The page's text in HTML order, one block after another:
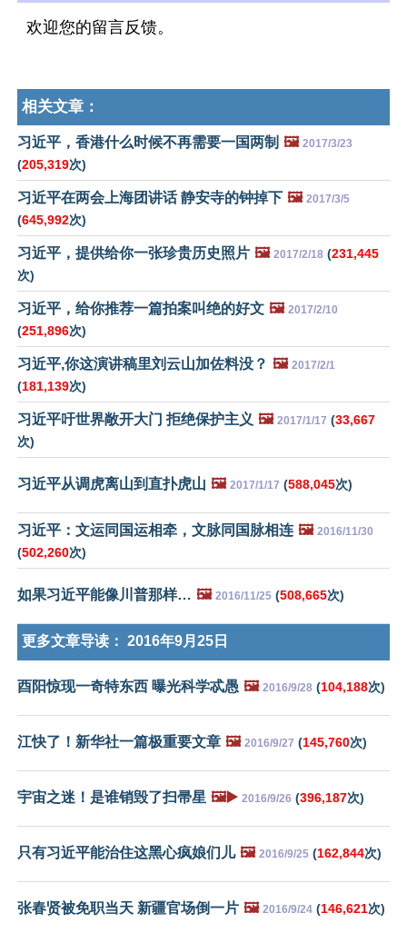
欢迎您的留言反馈。
相关文章：
习近平，香港什么时候不再需要一国两制 🖼️ 2017/3/23
(205,319次)
习近平在两会上海团讲话 静安寺的钟掉下 🖼️ 2017/3/5
(645,992次)
习近平，提供给你一张珍贵历史照片 🖼️ 2017/2/18 (231,445
次)
习近平，给你推荐一篇拍案叫绝的好文 🖼️ 2017/2/10
(251,896次)
习近平,你这演讲稿里刘云山加佐料没？ 🖼️ 2017/2/1
(181,139次)
习近平吁世界敞开大门 拒绝保护主义 🖼️ 2017/1/17 (33,667
次)
习近平从调虎离山到直扑虎山 🖼️ 2017/1/17 (588,045次)
习近平：文运同国运相牵，文脉同国脉相连 🖼️ 2016/11/30
(502,260次)
如果习近平能像川普那样… 🖼️ 2016/11/25 (508,665次)
更多文章导读： 2016年9月25日
酉阳惊现一奇特东西 曝光科学忒愚 🖼️ 2016/9/28 (104,188次)
江快了！新华社一篇极重要文章 🖼️ 2016/9/27 (145,760次)
宇宙之迷！是谁销毁了扫帚星 🖼️▶️ 2016/9/26 (396,187次)
只有习近平能治住这黑心疯娘们儿 🖼️ 2016/9/25 (162,844次)
张春贤被免职当天 新疆官场倒一片 🖼️ 2016/9/24 (146,621次)